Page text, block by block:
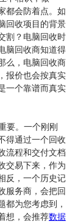
都会防着点。如
回收项目的背景
割？电脑回收时
脑回收商知道得
么，电脑回收商
报价也会按真实
一个靠谱而真实
要。一个刚刚
得通过一个回收
流程和交付文档
交易下来，作为
反，一个历史记
服务商，会把回
都为您考虑到，
想，会推荐数据